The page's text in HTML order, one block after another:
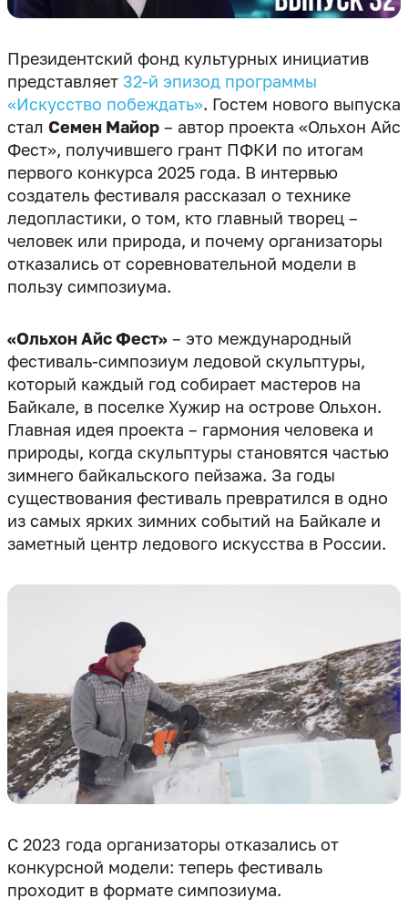
Президентский фонд культурных инициатив
представляет 32-й эпизод программы
«Искусство побеждать». Гостем нового выпуска
стал Семен Майор – автор проекта «Ольхон Айс
Фест», получившего грант ПФКИ по итогам
первого конкурса 2025 года. В интервью
создатель фестиваля рассказал о технике
ледопластики, о том, кто главный творец –
человек или природа, и почему организаторы
отказались от соревновательной модели в
«Ольхон Айс Фест» – это международный
фестиваль-симпозиум ледовой скульптуры,
который каждый год собирает мастеров на
Байкале, в поселке Хужир на острове Ольхон.
Главная идея проекта – гармония человека и
природы, когда скульптуры становятся частью
зимнего байкальского пейзажа. За годы
существования фестиваль превратился в одно
из самых ярких зимних событий на Байкале и
заметный центр ледового искусства в России.
С 2023 года организаторы отказались от
конкурсной модели: теперь фестиваль
проходит в формате симпозиума.